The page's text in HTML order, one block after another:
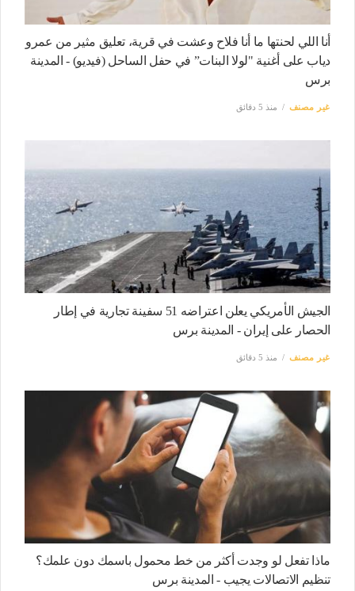
أنا اللي لحنتها ما أنا فلاح وعشت في قرية، تعليق مثير من عمرو
دياب على أغنية "لولا البنات” في حفل الساحل (فيديو) - المدينة
برس
غير مصنف منذ 5 دقائق
الجيش الأمريكي يعلن اعتراضه 51 سفينة تجارية في إطار
الحصار على إيران - المدينة برس
غير مصنف منذ 5 دقائق
ماذا تفعل لو وجدت أكثر من خط محمول باسمك دون علمك؟
تنظيم الاتصالات يجيب - المدينة برس